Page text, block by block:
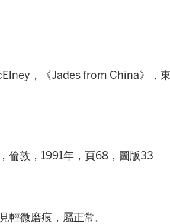
，《Jades from China》，東
倫敦，1991年，頁68，圖版33
輕微磨痕，屬正常。